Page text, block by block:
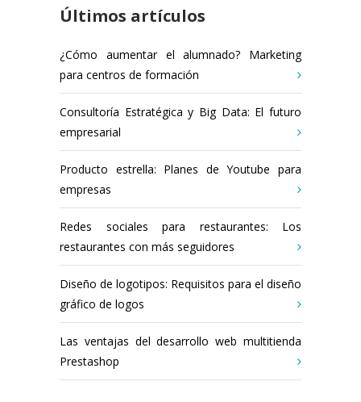
Últimos artículos
¿Cómo aumentar el alumnado? Marketing
para centros de formación
Consultoría Estratégica y Big Data: El futuro
empresarial
Producto estrella: Planes de Youtube para
empresas
Redes sociales para restaurantes: Los
restaurantes con más seguidores
Diseño de logotipos: Requisitos para el diseño
gráfico de logos
Las ventajas del desarrollo web multitienda
Prestashop